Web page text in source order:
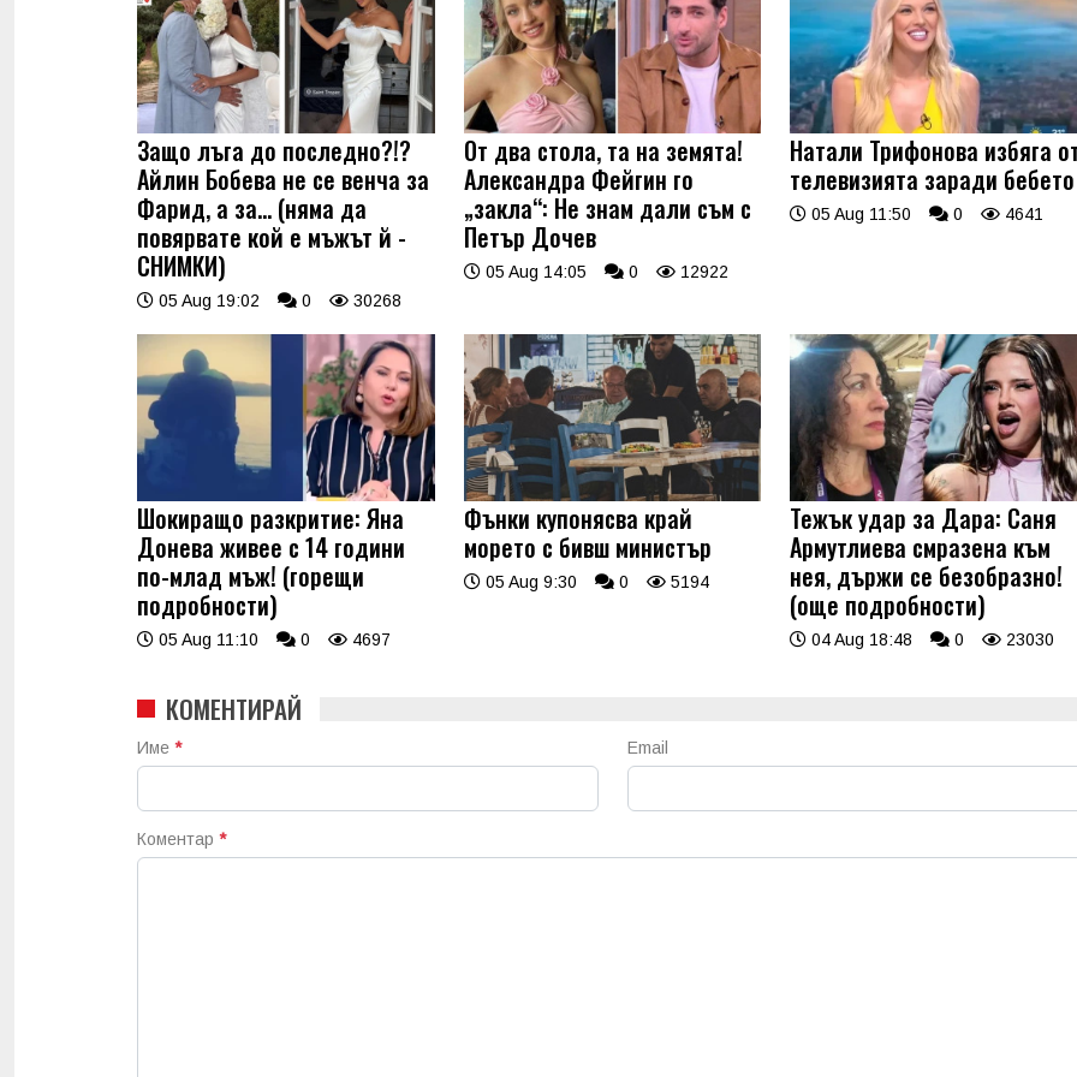
Защо лъга до последно?!?
Айлин Бобева не се венча за
Фарид, а за... (няма да
повярвате кой е мъжът й -
СНИМКИ)
05 Aug 19:02 0 30268
От два стола, та на земята!
Александра Фейгин го
„закла“: Не знам дали съм с
Петър Дочев
05 Aug 14:05 0 12922
Натали Трифонова избяга
телевизията заради бебето
05 Aug 11:50 0 4641
Шокиращо разкритие: Яна
Донева живее с 14 години
по-млад мъж! (горещи
подробности)
05 Aug 11:10 0 4697
Фънки купонясва край
морето с бивш министър
05 Aug 9:30 0 5194
Тежък удар за Дара: Саня
Армутлиева смразена към
нея, държи се безобразно!
(още подробности)
04 Aug 18:48 0 23030
КОМЕНТИРАЙ
Име * Email
Коментар *